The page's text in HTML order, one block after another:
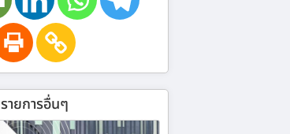
รายการอื่นๆ